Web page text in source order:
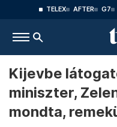
TELEX AFTER G7
Kijevbe
miniszter,
mondta,